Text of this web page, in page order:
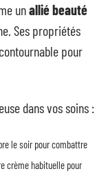
unallié beauté
Ses propriétés
pour
dans vos soins :
le soir pour combattre
crème habituelle pour